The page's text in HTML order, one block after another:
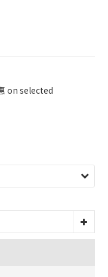
on selected